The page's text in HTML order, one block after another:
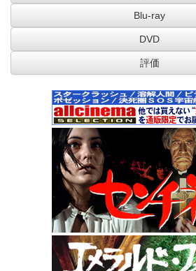
Blu-ray
DVD
評価